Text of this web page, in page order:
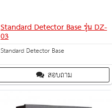
Standard Detector Base รุ่น DZ-
03
Standard Detector Base
สอบถาม